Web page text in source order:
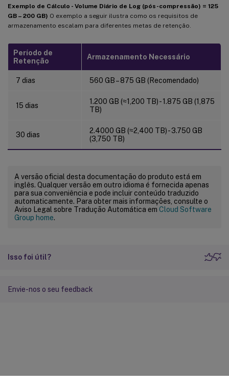
Exemplo de Cálculo - Volume Diário de Log (pós-compressão) = 125
GB – 200 GB) O exemplo a seguir ilustra como os requisitos de
armazenamento escalam para diferentes metas de retenção.
Período de
Retenção
Armazenamento Necessário
7 dias 560 GB – 875 GB (Recomendado)
15 dias
1.200 GB (≈1,200 TB) - 1.875 GB (1,875
TB)
30 dias
2.4000 GB (≈2,400 TB) - 3.750 GB
(3,750 TB)
A versão oficial desta documentação do produto está em
inglês. Qualquer versão em outro idioma é fornecida apenas
para sua conveniência e pode incluir conteúdo traduzido
automaticamente. Para obter mais informações, consulte o
Aviso Legal sobre Tradução Automática em Cloud Software
Group home.
Isso foi útil?
Envie-nos o seu feedback